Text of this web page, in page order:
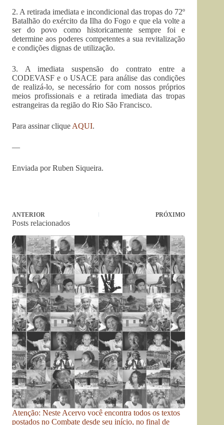
2. A retirada imediata e incondicional das tropas do 72º
Batalhão do exército da Ilha do Fogo e que ela volte a
ser do povo como historicamente sempre foi e
determine aos poderes competentes a sua revitalização
e condições dignas de utilização.
3. A imediata suspensão do contrato entre a
CODEVASF e o USACE para análise das condições
de realizá-lo, se necessário for com nossos próprios
meios profissionais e a retirada imediata das tropas
estrangeiras da região do Rio São Francisco.
Para assinar clique AQUI.
—
Enviada por Ruben Siqueira.
ANTERIOR PRÓXIMO
Posts relacionados
Atenção: Neste Acervo você encontra todos os textos
postados no Combate desde seu início, no final de